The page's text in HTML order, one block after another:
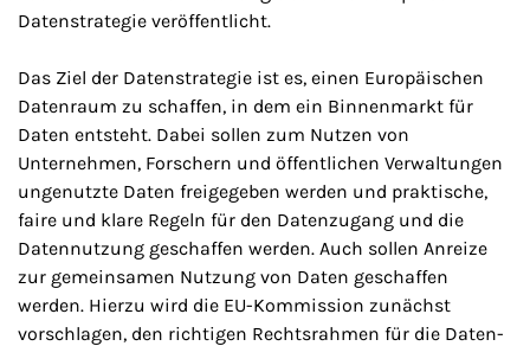
Datenstrategie veröffentlicht.
Das Ziel der Datenstrategie ist es, einen Europäischen
Datenraum zu schaffen, in dem ein Binnenmarkt für
Daten entsteht. Dabei sollen zum Nutzen von
Unternehmen, Forschern und öffentlichen Verwaltungen
ungenutzte Daten freigegeben werden und praktische,
faire und klare Regeln für den Datenzugang und die
Datennutzung geschaffen werden. Auch sollen Anreize
zur gemeinsamen Nutzung von Daten geschaffen
werden. Hierzu wird die EU-Kommission zunächst
vorschlagen, den richtigen Rechtsrahmen für die Daten-